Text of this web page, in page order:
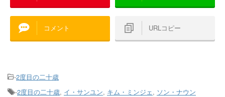
コメント URLコピー
-2度目の二十歳
-2度目の二十歳, イ・サンユン, キム・ミンジェ, ソン・ナウン